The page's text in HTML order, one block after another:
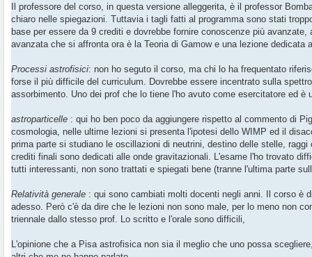
Il professore del corso, in questa versione alleggerita, è il professor
chiaro nelle spiegazioni. Tuttavia i tagli fatti al programma sono stati
base per essere da 9 crediti e dovrebbe fornire conoscenze più
avanzata che si affronta ora è la Teoria di Gamow e una lezione dedicata
Processi astrofisici: non ho seguto il corso, ma chi lo ha frequentato
forse il più difficile del curriculum. Dovrebbe essere incentrato sulla
assorbimento. Uno dei prof che lo tiene l'ho avuto come esercitatore ed è
astroparticelle : qui ho ben poco da aggiungere rispetto al commento di
cosmologia, nelle ultime lezioni si presenta l'ipotesi dello WIMP ed il
prima parte si studiano le oscillazioni di neutrini, destino delle stelle,
crediti finali sono dedicati alle onde gravitazionali. L'esame l'ho trovato
tutti interessanti, non sono trattati e spiegati bene (tranne l'ultima parte
Relatività generale : qui sono cambiati molti docenti negli anni. Il corso è
adesso. Però c'è da dire che le lezioni non sono male, per lo meno non
triennale dallo stesso prof. Lo scritto e l'orale sono difficili,
L'opinione che a Pisa astrofisica non sia il meglio che uno possa